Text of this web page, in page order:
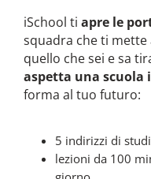
iSchool ti apre le
squadra che ti
quello che sei e sa
aspetta una scuola
forma al tuo futuro:
5 indirizzi di
lezioni da 100